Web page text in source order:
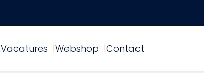
Vacatures Webshop Contact